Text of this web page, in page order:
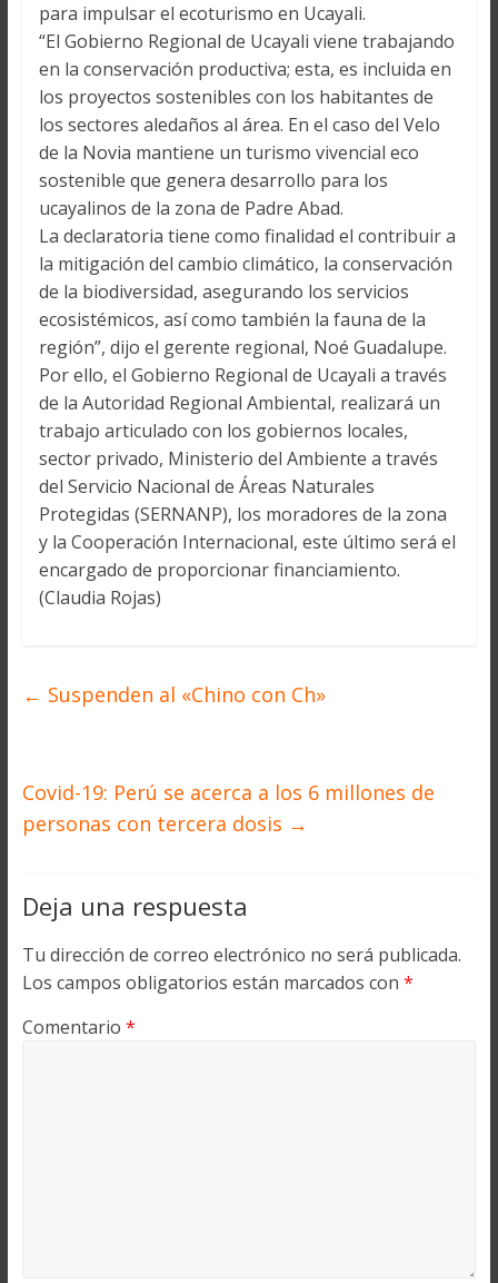
para impulsar el ecoturismo en Ucayali.
“El Gobierno Regional de Ucayali viene trabajando
en la conservación productiva; esta, es incluida en
los proyectos sostenibles con los habitantes de
los sectores aledaños al área. En el caso del Velo
de la Novia mantiene un turismo vivencial eco
sostenible que genera desarrollo para los
ucayalinos de la zona de Padre Abad.
La declaratoria tiene como finalidad el contribuir a
la mitigación del cambio climático, la conservación
de la biodiversidad, asegurando los servicios
ecosistémicos, así como también la fauna de la
región”, dijo el gerente regional, Noé Guadalupe.
Por ello, el Gobierno Regional de Ucayali a través
de la Autoridad Regional Ambiental, realizará un
trabajo articulado con los gobiernos locales,
sector privado, Ministerio del Ambiente a través
del Servicio Nacional de Áreas Naturales
Protegidas (SERNANP), los moradores de la zona
y la Cooperación Internacional, este último será el
encargado de proporcionar financiamiento.
(Claudia Rojas)
← Suspenden al «Chino con Ch»
Covid-19: Perú se acerca a los 6 millones de
personas con tercera dosis →
Deja una respuesta
Tu dirección de correo electrónico no será publicada.
Los campos obligatorios están marcados con *
Comentario *